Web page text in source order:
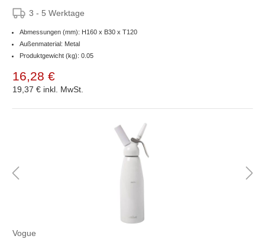
3 - 5 Werktage
Abmessungen (mm): H160 x B30 x T120
Außenmaterial: Metal
Produktgewicht (kg): 0.05
16,28 €
19,37 € inkl. MwSt.
Vogue